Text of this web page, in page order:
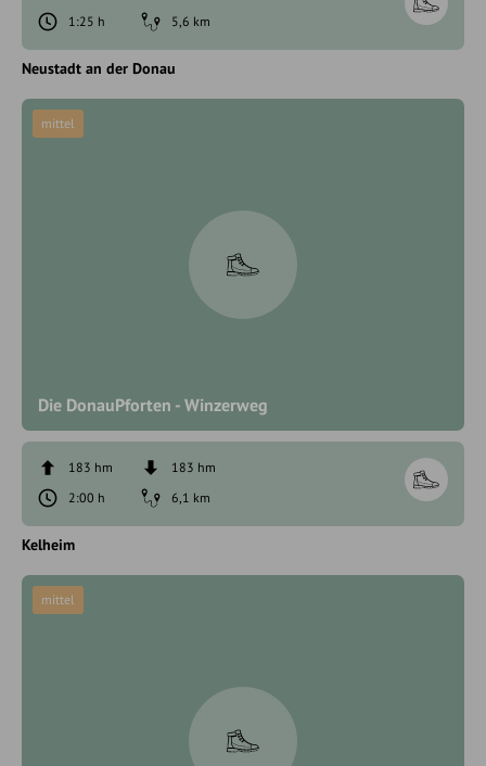
1:25 h
5,6 km
Neustadt an der Donau
Die DonauPforten - Winzerweg
mittel
183 hm
183 hm
2:00 h
6,1 km
Kelheim
mittel